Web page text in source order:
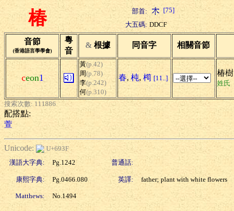
椿 部首: [75]
大五碼: DDCF
音節
(香港語言學學會)
粵
音
& 根據 同音字 相關音節
ceon1
黃(p.42)
周(p.78)
李(p.242)
何(p.310)
春, 杶, 橁 [11..]
椿樹
姓氏
搜索次數: 111886
配搭點:
萱
Unicode:
U+693F
漢語大字典:
Pg.1242 普通話:
康熙字典: Pg.0466.080 英譯: father; plant with white flowers
Matthews: No.1494